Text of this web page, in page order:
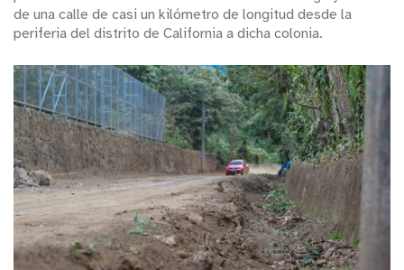
de una calle de casi un kilómetro de longitud desde la
periferia del distrito de California a dicha colonia.